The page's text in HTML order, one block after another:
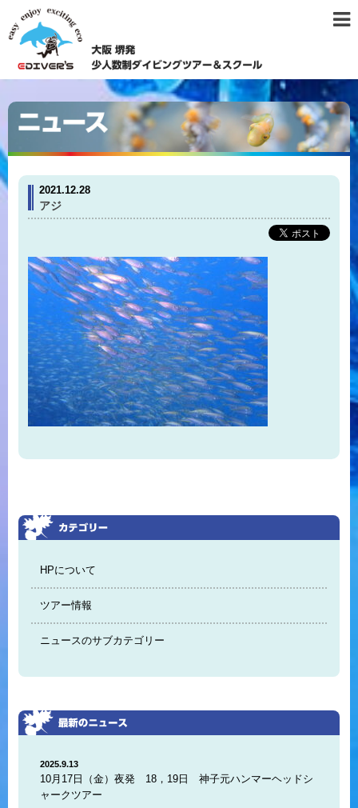
2021.12.28
アジ
HPについて
ツアー情報
ニュースのサブカテゴリー
2025.9.13
10月17日（金）夜発 18，19日 神子元ハンマーヘッドシ
ャークツアー